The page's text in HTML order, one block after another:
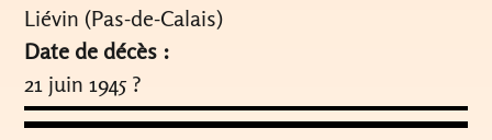
Liévin (Pas-de-Calais)
Date de décès :
21 juin 1945 ?